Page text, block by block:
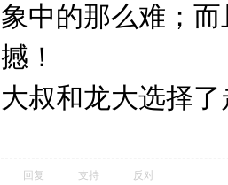
象中的那么难；
撼！
大叔和龙大选择
回复 支持 反对